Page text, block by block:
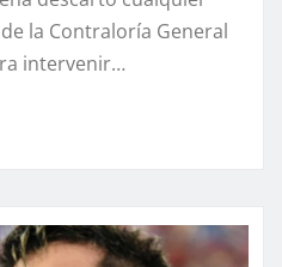
la Contraloría General
intervenir…